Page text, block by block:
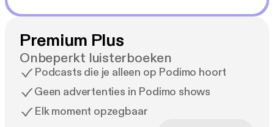
Premium Plus
Onbeperkt luisterboeken
Podcasts die je alleen op Podimo hoort
Geen advertenties in Podimo shows
Elk moment opzegbaar